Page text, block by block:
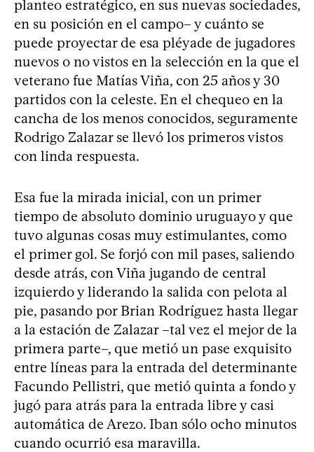
planteo estratégico, en sus nuevas sociedades,
en su posición en el campo– y cuánto se
puede proyectar de esa pléyade de jugadores
nuevos o no vistos en la selección en la que el
veterano fue Matías Viña, con 25 años y 30
partidos con la celeste. En el chequeo en la
cancha de los menos conocidos, seguramente
Rodrigo Zalazar se llevó los primeros vistos
con linda respuesta.
Esa fue la mirada inicial, con un primer
tiempo de absoluto dominio uruguayo y que
tuvo algunas cosas muy estimulantes, como
el primer gol. Se forjó con mil pases, saliendo
desde atrás, con Viña jugando de central
izquierdo y liderando la salida con pelota al
pie, pasando por Brian Rodríguez hasta llegar
a la estación de Zalazar –tal vez el mejor de la
primera parte–, que metió un pase exquisito
entre líneas para la entrada del determinante
Facundo Pellistri, que metió quinta a fondo y
jugó para atrás para la entrada libre y casi
automática de Arezo. Iban sólo ocho minutos
cuando ocurrió esa maravilla.